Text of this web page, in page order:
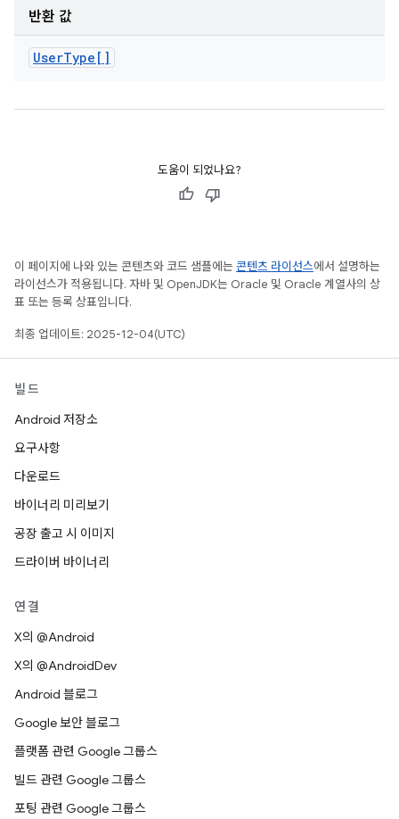
반환 값
UserType[]
도움이 되었나요?
이 페이지에 나와 있는 콘텐츠와 코드 샘플에는 콘텐츠 라이선스에서 설명하는
라이선스가 적용됩니다. 자바 및 OpenJDK는 Oracle 및 Oracle 계열사의 상
표 또는 등록 상표입니다.
최종 업데이트: 2025-12-04(UTC)
빌드
Android 저장소
요구사항
다운로드
바이너리 미리보기
공장 출고 시 이미지
드라이버 바이너리
연결
X의 @Android
X의 @AndroidDev
Android 블로그
Google 보안 블로그
플랫폼 관련 Google 그룹스
빌드 관련 Google 그룹스
포팅 관련 Google 그룹스